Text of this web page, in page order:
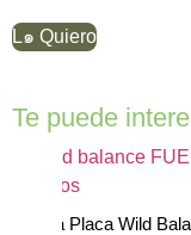
L๑ Quiero
Te puede
Michicat